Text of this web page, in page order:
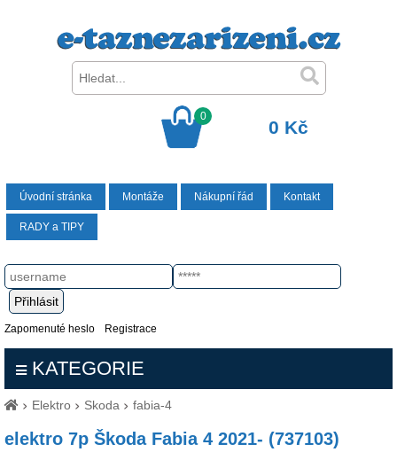
0
0 Kč
Úvodní stránka Montáže Nákupní řád Kontakt
RADY a TIPY
Zapomenuté heslo Registrace
KATEGORIE
Elektro Skoda fabia-4
elektro 7p Škoda Fabia 4 2021- (737103)